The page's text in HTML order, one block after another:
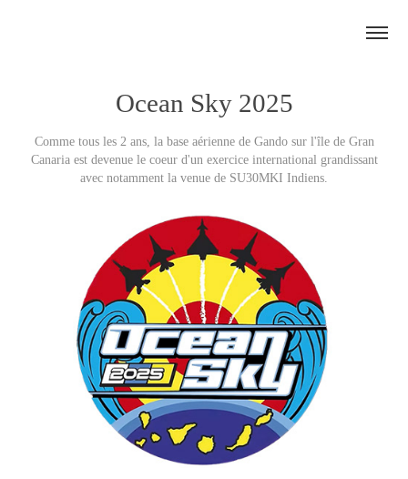
Ocean Sky 2025
Comme tous les 2 ans, la base aérienne de Gando sur l'île de Gran
Canaria est devenue le coeur d'un exercice international grandissant
avec notamment la venue de SU30MKI Indiens.